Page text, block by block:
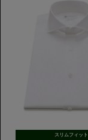
スリムフィット